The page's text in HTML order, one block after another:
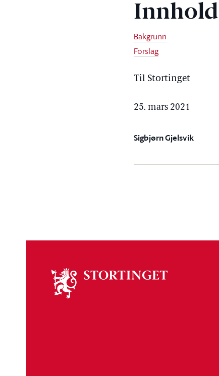
Innhold
Bakgrunn
Forslag
Til Stortinget
25. mars 2021
Sigbjørn Gjelsvik
stortinget